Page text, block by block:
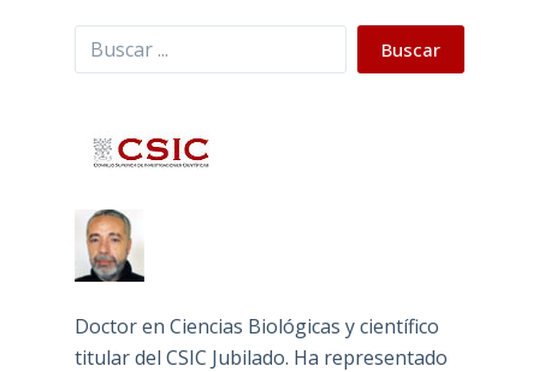
Buscar Buscar
Doctor en Ciencias Biológicas y científico
titular del CSIC Jubilado. Ha representado